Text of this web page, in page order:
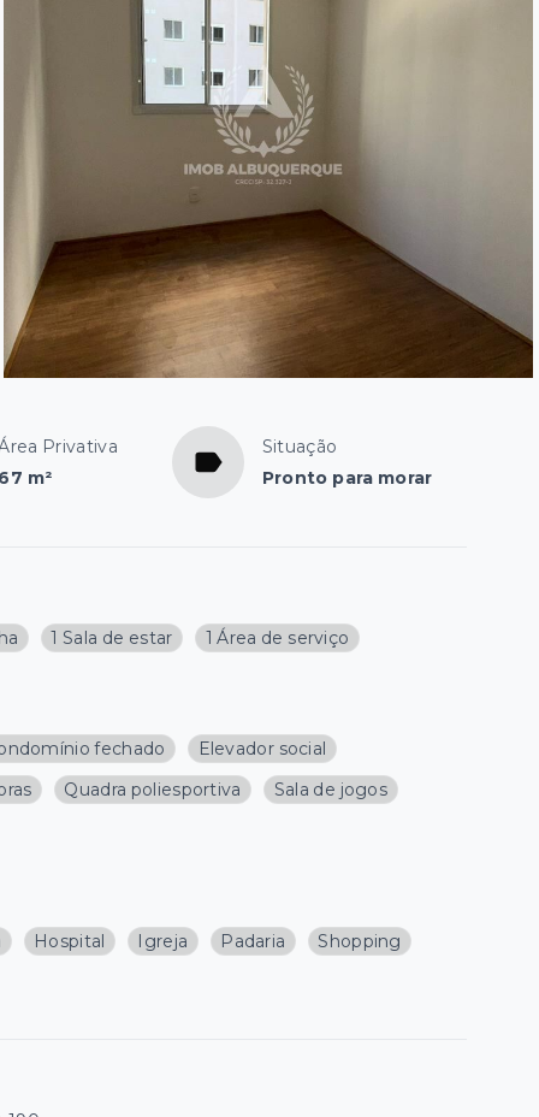
Privativa
67 m²
Situação
Pronto para morar
1 Sala de estar 1 Área de serviço
fechado
Elevador social
Quadra poliesportiva
Sala de jogos
Hospital Igreja Padaria
Shopping